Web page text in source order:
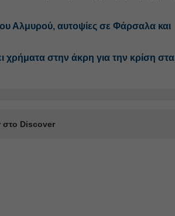
Αλμυρού, αυτοψίες σε Φάρσαλα και
χρήματα στην άκρη για την κρίση στα
στο Discover